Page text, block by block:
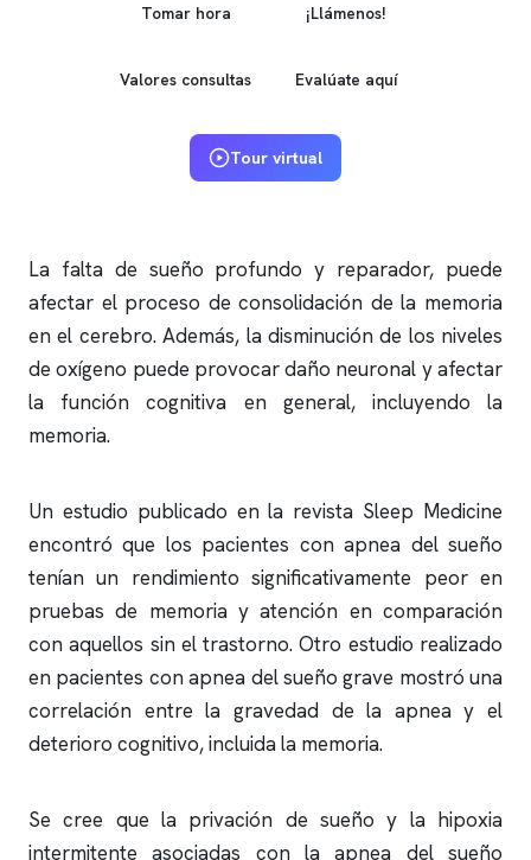
Tomar hora ¡Llámenos!
Valores consultas Evalúate aquí
Tour virtual
La falta de sueño profundo y reparador, puede
afectar el proceso de consolidación de la memoria
en el cerebro. Además, la disminución de los niveles
de oxígeno puede provocar daño neuronal y afectar
la función cognitiva en general, incluyendo la
memoria.
Un estudio publicado en la revista Sleep Medicine
encontró que los pacientes conapnea del sueño
tenían un rendimiento significativamente peor en
pruebas de memoria y atención en comparación
con aquellos sin el trastorno. Otro estudio realizado
en pacientes conapnea del sueño grave mostró una
correlación entre la gravedad de la apneay el
deterioro cognitivo, incluida la memoria.
Se cree que la privación de sueño y la hipoxia
intermitente asociadas con laapnea del sueño